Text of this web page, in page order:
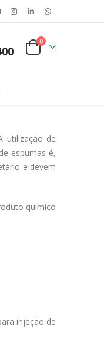
0
utilização de
espumas é,
e devem
químico
injeção de